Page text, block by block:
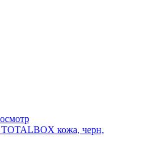
кожа, черн,